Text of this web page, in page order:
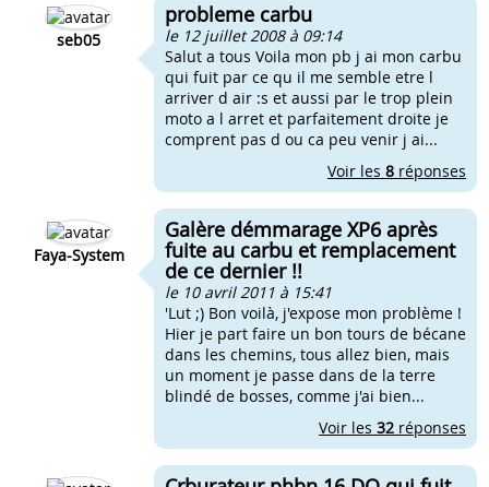
seb05
probleme carbu
le 12 juillet 2008 à 09:14
Salut a tous Voila mon pb j ai mon carbu
qui fuit par ce qu il me semble etre l
arriver d air :s et aussi par le trop plein
moto a l arret et parfaitement droite je
comprent pas d ou ca peu venir j ai...
Voir les 8 réponses
Faya-System
Galère démmarage XP6 après
fuite au carbu et remplacement
de ce dernier !!
le 10 avril 2011 à 15:41
'Lut ;) Bon voilà, j'expose mon problème !
Hier je part faire un bon tours de bécane
dans les chemins, tous allez bien, mais
un moment je passe dans de la terre
blindé de bosses, comme j'ai bien...
Voir les 32 réponses